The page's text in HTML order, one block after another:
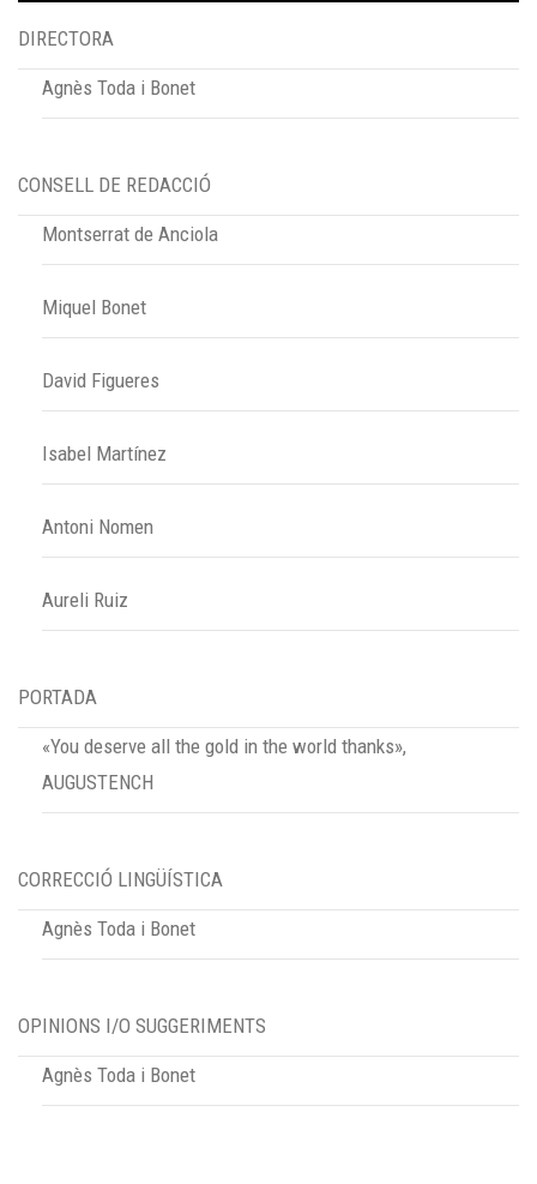
DIRECTORA
Agnès Toda i Bonet
CONSELL DE REDACCIÓ
Montserrat de Anciola
Miquel Bonet
David Figueres
Isabel Martínez
Antoni Nomen
Aureli Ruiz
PORTADA
«You deserve all the gold in the world thanks»,
AUGUSTENCH
CORRECCIÓ LINGÜÍSTICA
Agnès Toda i Bonet
OPINIONS I/O SUGGERIMENTS
Agnès Toda i Bonet